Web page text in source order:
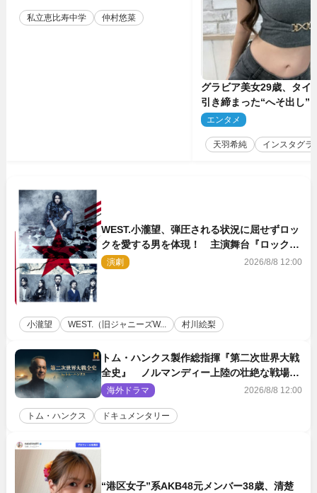
私立恵比寿中学 仲村悠菜
グラビア美女29歳、タイ
引き締まった“へそ出し”
「可愛い過ぎる」
エンタメ
天羽希純 インスタグラ
WEST.小瀧望、弾圧される状況に屈せずロッ
クを愛する男を体現！ 主演舞台『ロックン
ロール』ビジュアル解禁
演劇 2026/8/8 12:00
小瀧望 WEST.（旧ジャニーズW... 村川絵梨
トム・ハンクス製作総指揮『第二次世界大戦
全史』 ノルマンディー上陸の壮絶な戦場を
収めた特別映像解禁
海外ドラマ 2026/8/8 12:00
トム・ハンクス ドキュメンタリー
“港区女子”系AKB48元メンバー38歳、清楚